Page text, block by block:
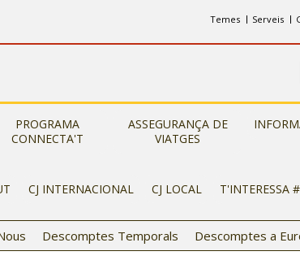
Temes Serveis
PROGRAMA
CONNECTA'T
ASSEGURANÇA DE
VIATGES
CJ INTERNACIONAL CJ LOCAL T'INTERESSA
Descomptes Temporals Descomptes a